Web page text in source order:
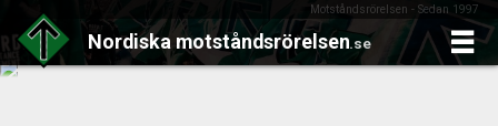
Motståndsrörelsen - Sedan 1997
Nordiska motståndsrörelsen.se